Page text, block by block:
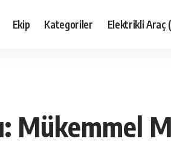
Ekip Kategoriler Elektrikli Araç
Mükemmel